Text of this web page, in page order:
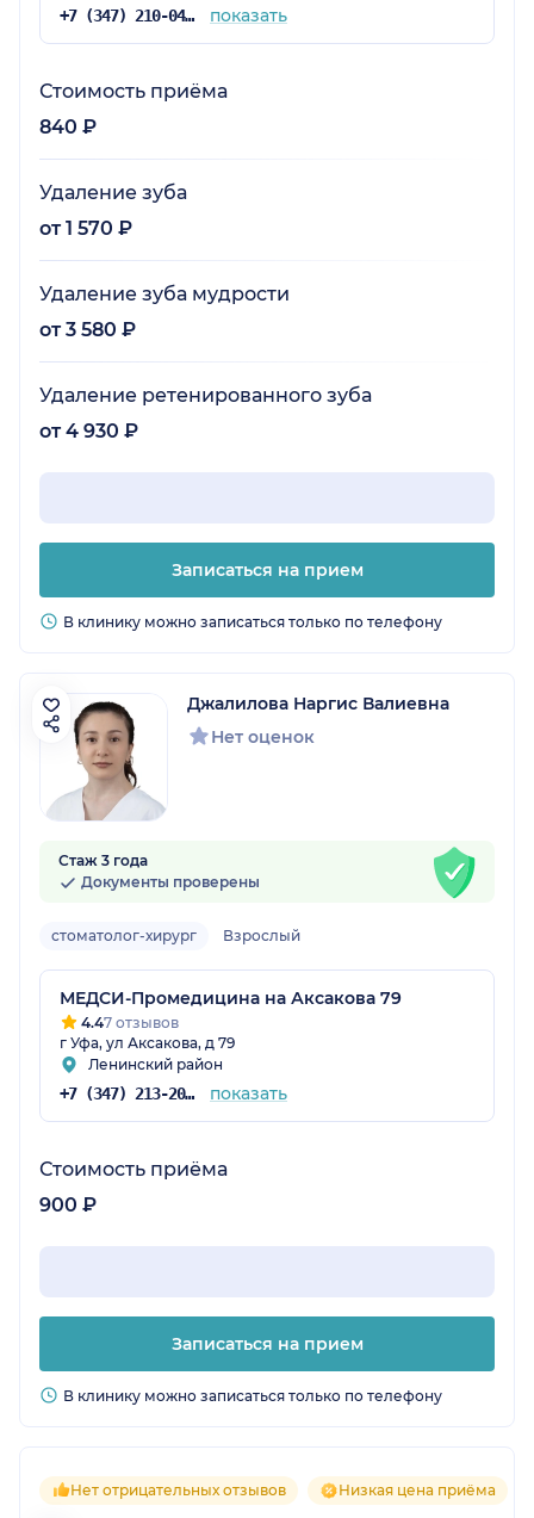
+7 (347) 210-04-96 показать
Стоимость приёма
840 ₽
Удаление зуба
от 1 570 ₽
Удаление зуба мудрости
от 3 580 ₽
Удаление ретенированного зуба
от 4 930 ₽
Записаться на прием
В клинику можно записаться только по телефону
Джалилова Наргис Валиевна
Нет оценок
Стаж 3 года
Документы проверены
стоматолог-хирург Взрослый
МЕДСИ-Промедицина на Аксакова 79
4.47 отзывов
г Уфа, ул Аксакова, д 79
Ленинский район
+7 (347) 213-20-62 показать
Стоимость приёма
900 ₽
Записаться на прием
В клинику можно записаться только по телефону
Нет отрицательных отзывов Низкая цена приёма